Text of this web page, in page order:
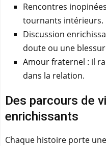
Rencontres
tournants intérieurs.
Discussion
doute ou une
Amour fraternel : il
dans la relation.
Des parcours de
enrichissants
Chaque histoire porte